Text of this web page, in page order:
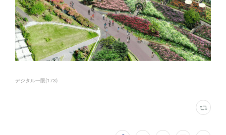
デジタル一眼(173)